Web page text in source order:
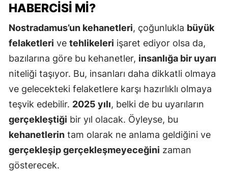
HABERCISI MI?
Nostradamus’un kehanetleri, çoğunlukla büyük
felaketleri ve tehlikeleri işaret ediyor olsa da,
bazılarına göre bu kehanetler, insanlığa bir uyarı
niteliği taşıyor. Bu, insanları daha dikkatli olmaya
ve gelecekteki felaketlere karşı hazırlıklı olmaya
teşvik edebilir. 2025 yılı, belki de bu uyarıların
gerçekleştiği bir yıl olacak. Öyleyse, bu
kehanetlerin tam olarak ne anlama geldiğini ve
gerçekleşip gerçekleşmeyeceğini zaman
gösterecek.